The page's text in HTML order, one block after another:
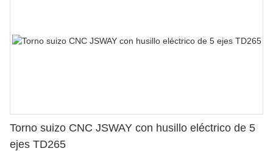
Torno suizo CNC JSWAY con husillo eléctrico de 5
ejes TD265